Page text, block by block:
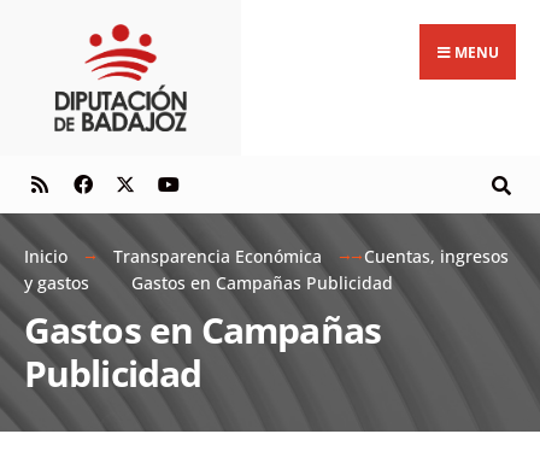
MENU
Inicio Transparencia Económica
Cuentas, ingresos
y gastos
Gastos en Campañas Publicidad
Gastos en Campañas
Publicidad